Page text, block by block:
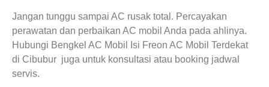
Jangan tunggu sampai AC rusak total. Percayakan
perawatan dan perbaikan AC mobil Anda pada ahlinya.
Hubungi Bengkel AC Mobil Isi Freon AC Mobil Terdekat
di Cibubur juga untuk konsultasi atau booking jadwal
servis.